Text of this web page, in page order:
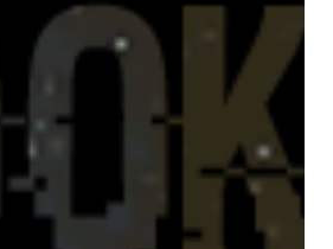
voi, il mese di febbraio era perfetto.
tema, vi starete chiedendo. Il tema di
alle favole! Che ve ne pare? Io avrei
^^ Non avendo letto nessun libro
tutte voi lasciate solo un titolo e
tre! Aggiornerò il post, oppure